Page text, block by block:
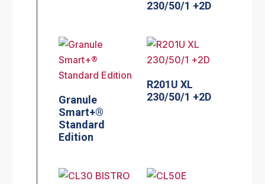
230/50/1 +2D
Granule
Smart+®
Standard
Edition
R201U XL
230/50/1 +2D